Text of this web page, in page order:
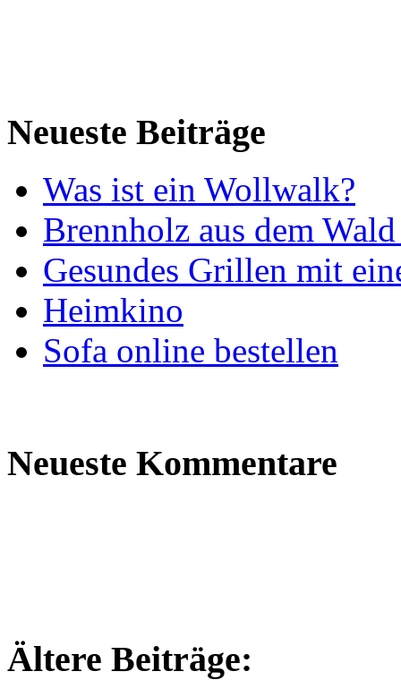
Neueste Beiträge
Was ist ein Wollwalk?
Brennholz aus dem
Gesundes Grillen mit
Heimkino
Sofa online bestellen
Neueste Kommentare
Ältere Beiträge: